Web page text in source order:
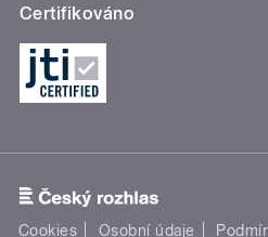
Certifikováno
Cookies Osobní údaje